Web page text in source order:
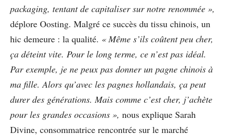
packaging, tentant de capitaliser sur notre renommée »,
déplore Oosting. Malgré ce succès du tissu chinois, un
hic demeure : la qualité. « Même s’ils coûtent peu cher,
ça déteint vite. Pour le long terme, ce n’est pas idéal.
Par exemple, je ne peux pas donner un pagne chinois à
ma fille. Alors qu’avec les pagnes hollandais, ça peut
durer des générations. Mais comme c’est cher, j’achète
pour les grandes occasions », nous explique Sarah
Divine, consommatrice rencontrée sur le marché